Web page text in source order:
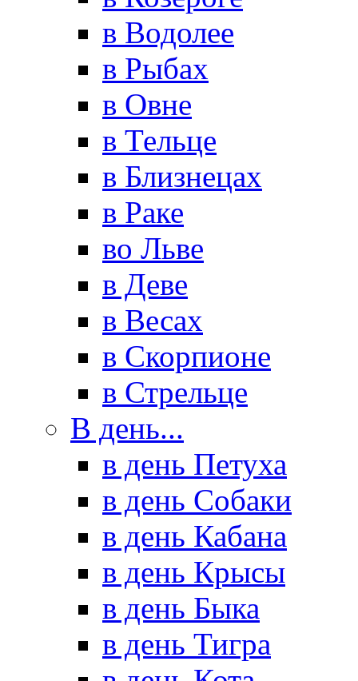
в Водолее
в Рыбах
в Овне
в Тельце
в Близнецах
в Раке
во Льве
в Деве
в Весах
в Скорпионе
в Стрельце
В день...
в день Петуха
в день Собаки
в день Кабана
в день Крысы
в день Быка
в день Тигра